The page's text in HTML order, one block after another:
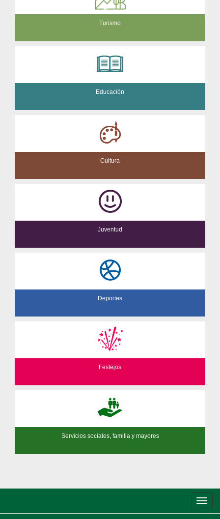
Turismo
Educación
Cultura
Juventud
Deportes
Festejos
Servicios sociales, familia y mayores
de